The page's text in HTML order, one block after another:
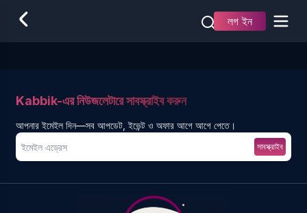
লগ ইন
Kabbik-এর নিউজলেটারে সাবস্ক্রাইব করুন
আপনার ইমেইল দিন—সব আপডেট, ইভেন্ট ও অফার আগে আগে পেতে।
সাবস্ক্রাইব